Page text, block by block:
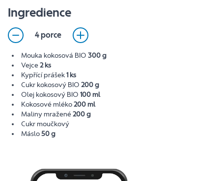
Ingredience
4 porce
Mouka kokosová BIO 300 g
Vejce2 ks
Kypřící prášek1 ks
Cukr kokosový BIO 200 g
Olej kokosový BIO 100 ml
Kokosové mléko200 ml
Maliny mražené200 g
Cukr moučkový
Máslo50 g